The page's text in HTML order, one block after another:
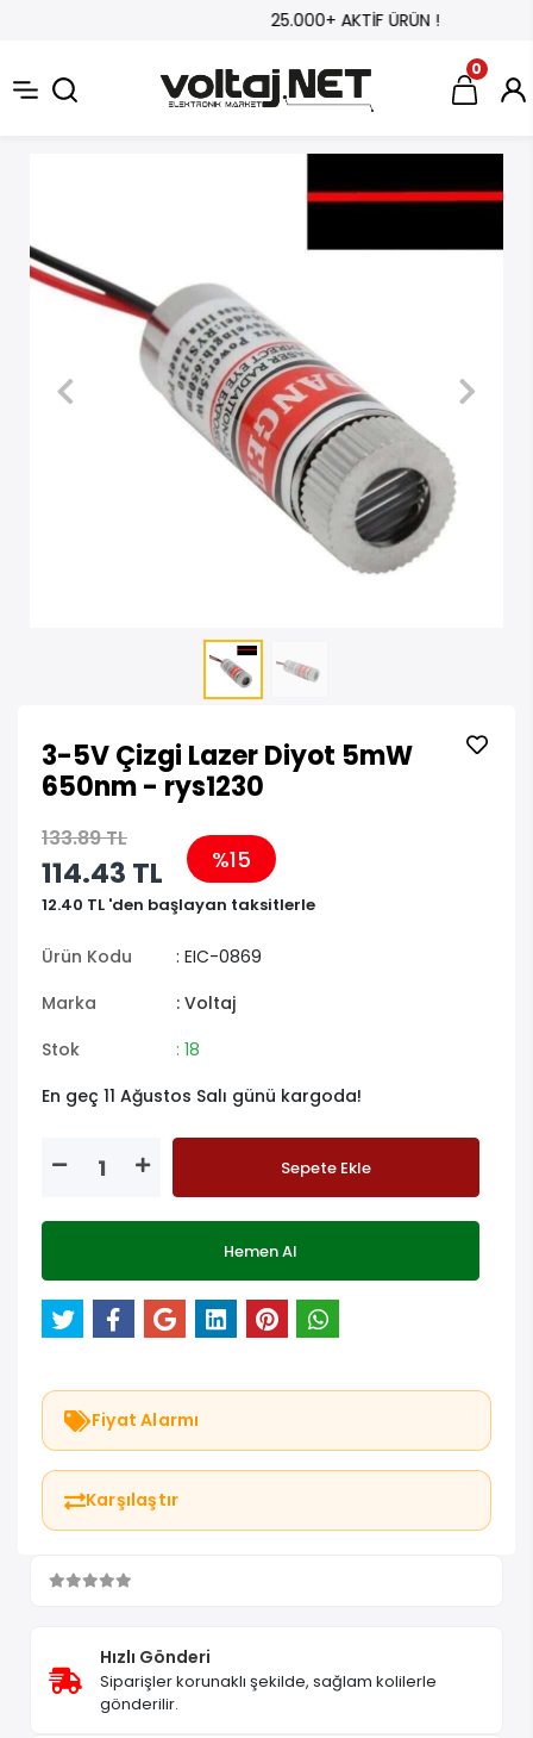
25.000+ AKTİF ÜRÜN !
0
3-5V Çizgi Lazer Diyot 5mW
650nm - rys1230
133.89 TL
114.43 TL %15
12.40 TL 'den başlayan taksitlerle
Ürün Kodu
: EIC-0869
Marka
: Voltaj
Stok
: 18
En geç 11 Ağustos Salı günü kargoda!
Sepete Ekle
Hemen Al
Fiyat Alarmı
Karşılaştır
Hızlı Gönderi
Siparişler korunaklı şekilde, sağlam kolilerle
gönderilir.